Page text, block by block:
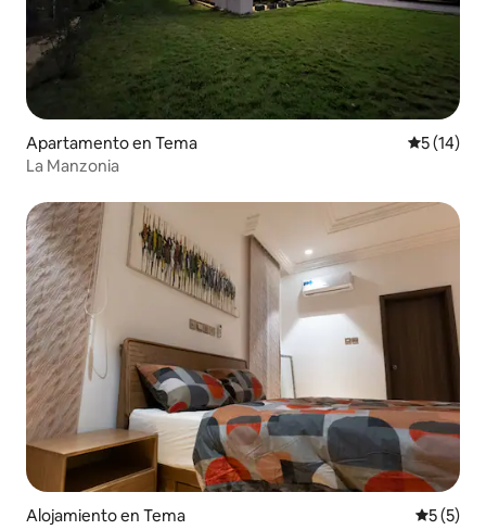
Apartamento en Tema
5 (14)
La Manzonia
Alojamiento en Tema
5 (5)